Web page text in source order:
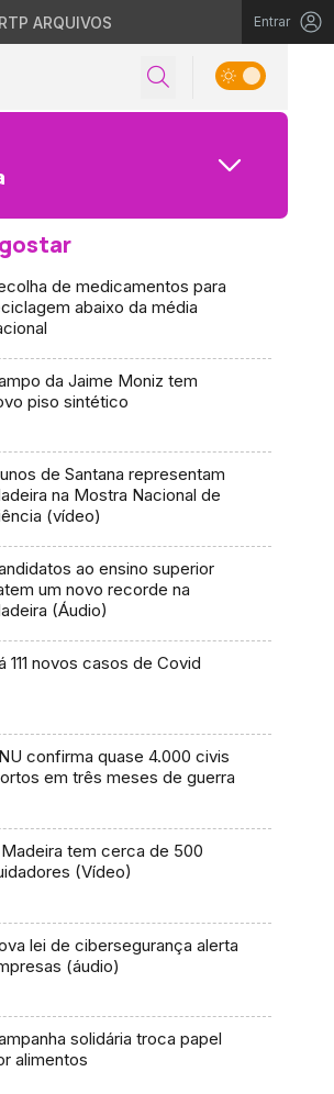
RTP ARQUIVOS Entrar
de medicamentos para
abaixo da média
da Jaime Moniz tem
piso sintético
de Santana representam
na Mostra Nacional de
(vídeo)
ao ensino superior
um novo recorde na
(Áudio)
111 novos casos de Covid
confirma quase 4.000 civis
em três meses de guerra
tem cerca de 500
(Vídeo)
lei de cibersegurança alerta
(áudio)
solidária troca papel
alimentos